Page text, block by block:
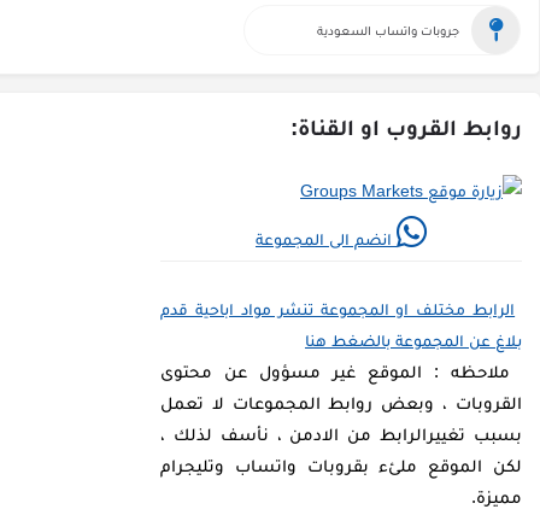
جروبات واتساب السعودية
روابط القروب او القناة:
انضم الى المجموعة
الرابط مختلف او المجموعة تنشر مواد اباحية قدم
بلاغ عن المجموعة بالضغط هنا
ملاحظه : الموقع غير مسؤول عن محتوى
القروبات ، وبعض روابط المجموعات لا تعمل
بسبب تغييرالرابط من الادمن ، نأسف لذلك ،
لكن الموقع ملئء بقروبات واتساب وتليجرام
مميزة.